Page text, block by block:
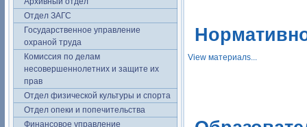
Отдел ЗАГС
Государственное управление
охраной труда
Комиссия по делам
несовершеннолетних и защите их
прав
Отдел физической культуры и спорта
Отдел опеки и попечительства
Финансовое управление
View материалs...